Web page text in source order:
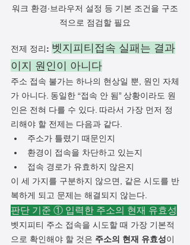
워크 환경·브라우저 설정 등 기본 조건을 구조
적으로 점검할 필요
전제 정리: 벳지피티접속 실패는 결과
이지 원인이 아니다
주소 접속 불가는 하나의 현상일 뿐, 원인 자체
가 아니다. 동일한 “접속 안 됨” 상황이라도 원
인은 전혀 다를 수 있다. 따라서 가장 먼저 정
리해야 할 전제는 다음과 같다.
주소가 틀렸기 때문인지
환경이 접속을 차단하고 있는지
접속 경로가 유효하지 않은지
이 세 가지를 구분하지 않으면, 같은 시도를 반
복하게 되고 문제는 해결되지 않는다.
판단 기준 ① 입력한 주소의 현재 유효성
벳지피티 주소 접속을 시도할 때 가장 기본적
으로 확인해야 할 것은 주소의 현재 유효성이